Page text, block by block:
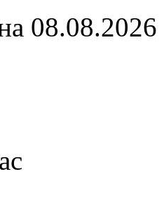
08.08.2026